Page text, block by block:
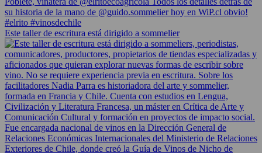
Este taller de escritura está dirigido a sommelier